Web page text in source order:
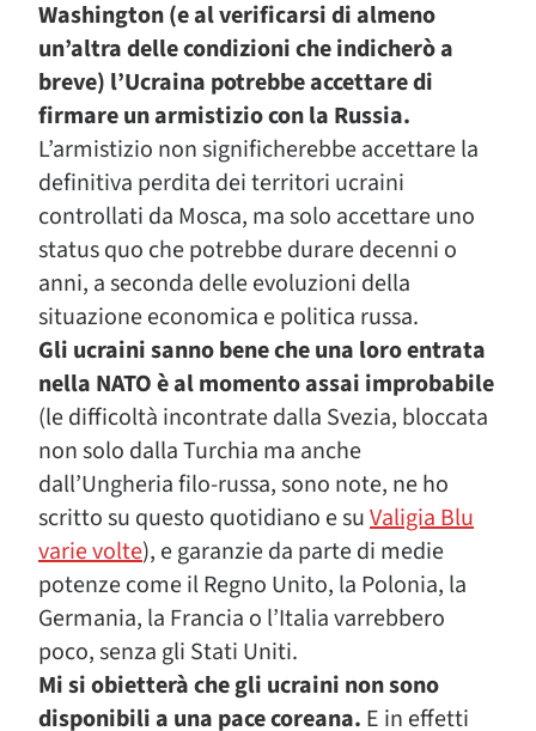
Washington (e al verificarsi di almeno
un’altra delle condizioni che indicherò a
breve) l’Ucraina potrebbe accettare di
firmare un armistizio con la Russia.
L’armistizio non significherebbe accettare la
definitiva perdita dei territori ucraini
controllati da Mosca, ma solo accettare uno
status quo che potrebbe durare decenni o
anni, a seconda delle evoluzioni della
situazione economica e politica russa.
Gli ucraini sanno bene che una loro entrata
nella NATO è al momento assai improbabile
(le difficoltà incontrate dalla Svezia, bloccata
non solo dalla Turchia ma anche
dall’Ungheria filo-russa, sono note, ne ho
scritto su questo quotidiano e suValigia Blu
varie volte), e garanzie da parte di medie
potenze come il Regno Unito, la Polonia, la
Germania, la Francia o l’Italia varrebbero
poco, senza gli Stati Uniti.
Mi si obietterà che gli ucraini non sono
disponibili a una pace coreana. E in effetti